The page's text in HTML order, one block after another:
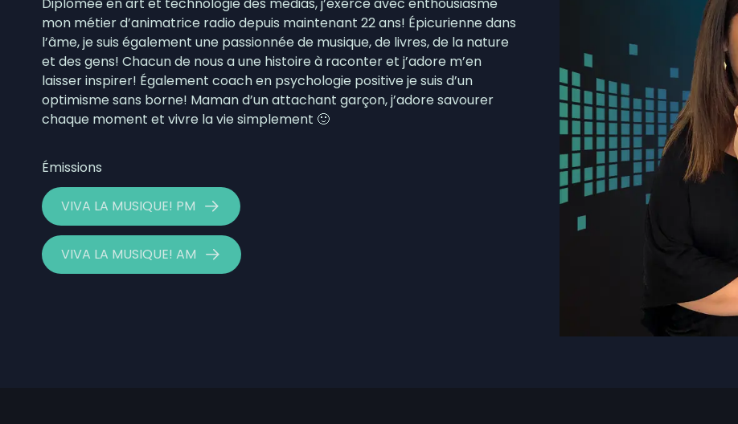
6 août 2026|Nouvelle convention collective dans le secteur de la sécurité privée
6 août 2026|La foudre a déclenché des dizaines de feux de forêt en juillet au Québec
mon métier d’animatrice radio depuis maintenant 22 ans! Épicurienne dans
l’âme, je suis également une passionnée de musique, de livres, de la nature
et des gens! Chacun de nous a une histoire à raconter et j’adore m’en
laisser inspirer! Également coach en psychologie positive je suis d’un
optimisme sans borne! Maman d’un attachant garçon, j’adore savourer
chaque moment et vivre la vie simplement 🙂
Émissions
VIVA LA MUSIQUE! PM
VIVA LA MUSIQUE! AM